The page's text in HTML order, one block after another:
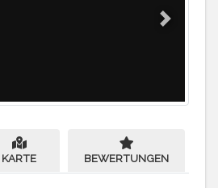
Next
KARTE BEWERTUNGEN